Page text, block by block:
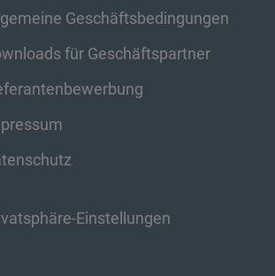
Geschäftsbedingungen
für Geschäftspartner
Einstellungen